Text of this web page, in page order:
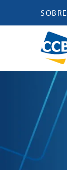
SOBRE